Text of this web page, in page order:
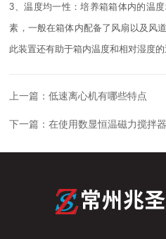
3、温度均一性：培养箱箱体内的温
素，一般在箱体内配备了风扇以及风
此装置还有助于箱内温度和相对湿度的
上一篇：低速离心机有哪些特点
下一篇：在使用数显恒温磁力搅拌